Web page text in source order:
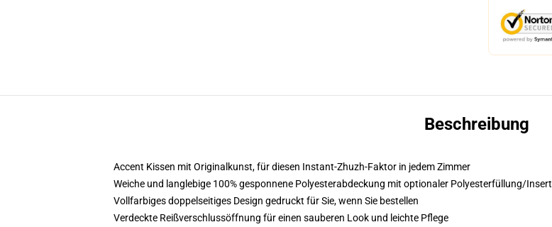
Beschreibung
Accent Kissen mit Originalkunst, für diesen Instant-Zhuzh-Faktor in jedem Zimmer
Weiche und langlebige 100% gesponnene Polyesterabdeckung mit optionaler Polyesterfüllung/Insert
Vollfarbiges doppelseitiges Design gedruckt für Sie, wenn Sie bestellen
Verdeckte Reißverschlussöffnung für einen sauberen Look und leichte Pflege